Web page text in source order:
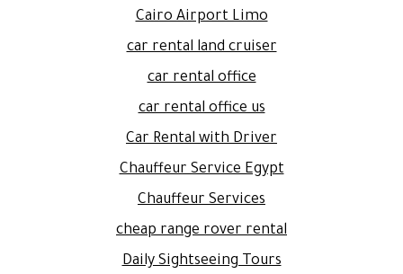
Cairo Airport Limo
car rental land cruiser
car rental office
car rental office us
Car Rental with Driver
Chauffeur Service Egypt
Chauffeur Services
cheap range rover rental
Daily Sightseeing Tours